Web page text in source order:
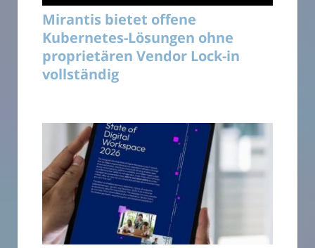
Mirantis bietet offene
Kubernetes-Lösungen ohne
proprietären Vendor Lock-in
vollständig